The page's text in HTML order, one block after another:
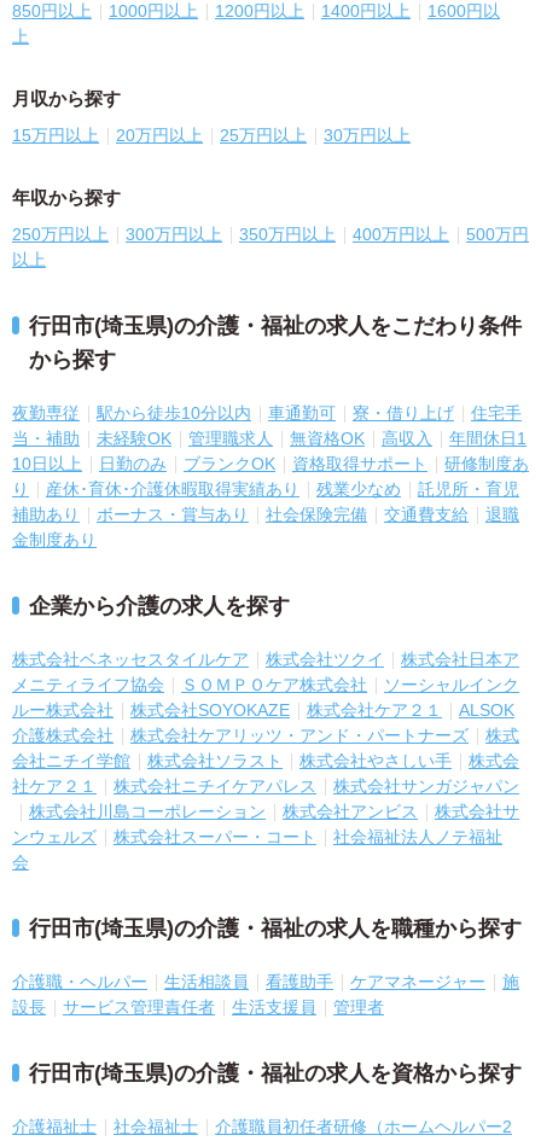
850円以上 1000円以上 1200円以上 1400円以上
1600円以
上
月収から探す
15万円以上 20万円以上 25万円以上 30万円以上
年収から探す
250万円以上 300万円以上 350万円以上 400万円以上
500万円
以上
行田市(埼玉県)の介護・福祉の求人をこだわり条件
から探す
夜勤専従 駅から徒歩10分以内 車通勤可 寮・借り上げ
住宅手
当・補助
未経験OK 管理職求人 無資格OK 高収入
年間休日1
10日以上
日勤のみ ブランクOK 資格取得サポート
研修制度あ
り
産休･育休･介護休暇取得実績あり 残業少なめ
託児所・育児
補助あり
ボーナス・賞与あり 社会保険完備 交通費支給
退職
金制度あり
企業から介護の求人を探す
株式会社ベネッセスタイルケア 株式会社ツクイ
株式会社日本ア
メニティライフ協会
ＳＯＭＰＯケア株式会社
ソーシャルインク
ルー株式会社
株式会社SOYOKAZE 株式会社ケア２１
ALSOK
介護株式会社
株式会社ケアリッツ・アンド・パートナーズ
株式
会社ニチイ学館
株式会社ソラスト 株式会社やさしい手
株式会
社ケア２１
株式会社ニチイケアパレス
株式会社サンガジャパン
株式会社川島コーポレーション
株式会社アンビス
株式会社サ
ンウェルズ
株式会社スーパー・コート
社会福祉法人ノテ福祉
会
行田市(埼玉県)の介護・福祉の求人を職種から探す
介護職・ヘルパー 生活相談員 看護助手 ケアマネージャー
施
設長
サービス管理責任者 生活支援員 管理者
行田市(埼玉県)の介護・福祉の求人を資格から探す
介護福祉士 社会福祉士
介護職員初任者研修（ホームヘルパー2